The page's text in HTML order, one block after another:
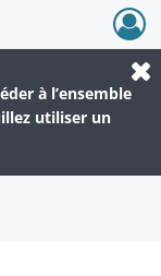
à l’ensemble
utiliser un